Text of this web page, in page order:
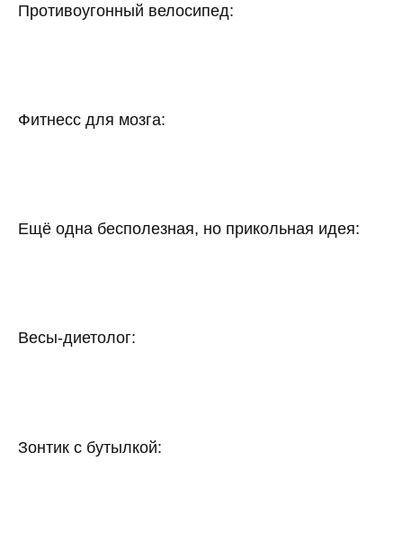
Противоугонный велосипед:
Фитнесс для мозга:
Ещё одна бесполезная, но прикольная идея:
Весы-диетолог:
Зонтик с бутылкой: